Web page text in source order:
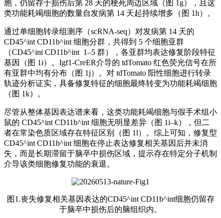
胞，仍留存于损伤后第 28 天的梗死周边区域（图 1g），且这
类功能耗竭细胞的数量自发病第 14 天起持续增多（图 1h）。
通过单细胞转录组测序（scRNA-seq）对发病第 14 天的
CD45^int CD11b^int 细胞分群，共得到 5 个细胞亚群
（CD45^int CD11b^int 1–5 群），各亚群均表达修复阶段特征
基因（图 1i）。Igf1-CreER介导的 tdTomato 红色荧光信号在所
有亚群中均有分布（图 1j）。对 tdTomato 阳性细胞进行转录
轨迹分析证实，具备修复特征的细胞最终转变为功能耗竭细胞
（图 1k）。
尽管从整体基因表达谱来看，这类功能耗竭细胞与假手术组小
鼠的 CD45^int CD11b^int 细胞无明显差异（图 1i–k），但二
者在常染色质区域存在特征区别（图 1l）。综上可知，修复型
CD45^int CD11b^int 细胞在停止表达修复相关基因后并未消
失，而是长期滞留于脑卒中损伤区域，提示存在特定分子机制
介导该类细胞修复功能的衰退。
图1.丧失修复相关基因表达的CD45^int CD11b^int细胞仍留存
于脑卒中损伤后的脑组织内。